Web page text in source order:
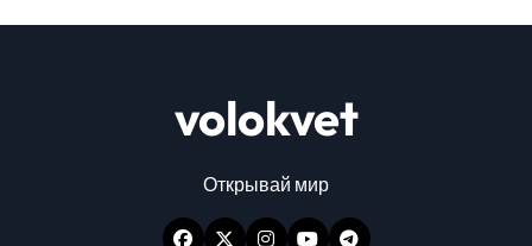
volokvet
Открывай мир